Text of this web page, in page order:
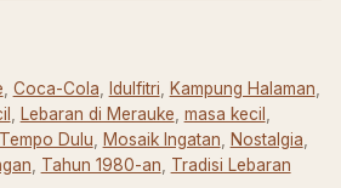
, Coca-Cola, Idulfitri, Kampung Halaman,
, Lebaran di Merauke, masa kecil ,
Dulu, Mosaik Ingatan, Nostalgia,
, Tahun 1980-an, Tradisi Lebaran